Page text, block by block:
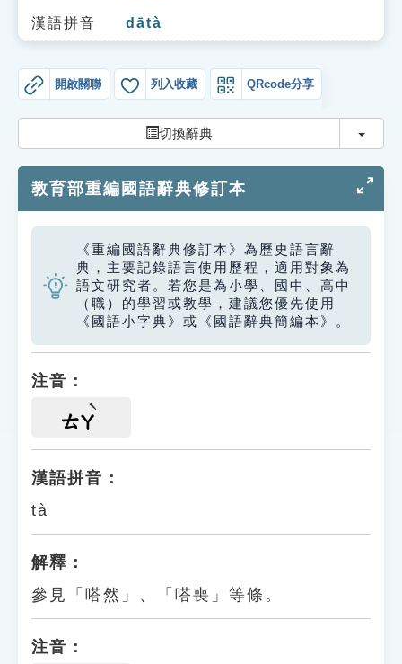
生命大百科索引
遊戲專區
教學應用
貓頭鷹博士
漢語拼音 dātà
開啟關聯 列入收藏 QRcode分享
切換辭典 切換
教育部重編國語辭典修訂本
《重編國語辭典修訂本》為歷史語言辭
典，主要記錄語言使用歷程，適用對象為
語文研究者。若您是為小學、國中、高中
（職）的學習或教學，建議您優先使用
《國語小字典》或《國語辭典簡編本》。
注音：
ㄊㄚ
漢語拼音：
tà
解釋：
參見「嗒然」、「嗒喪」等條。
注音：